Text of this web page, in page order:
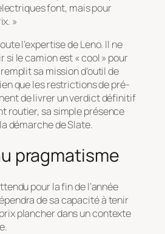
font, mais pour
»
l’expertise de Leno. Il ne
si le camion est « cool » pour
sa mission d’outil de
que les restrictions de pré-
de livrer un verdict définitif
routier, sa simple présence
démarche de Slate.
pragmatisme
pour la fin de l’année
de sa capacité à tenir
plancher dans un contexte